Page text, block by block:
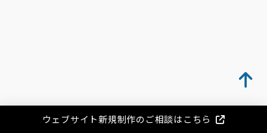
ウェブサイト新規制作のご相談はこちら